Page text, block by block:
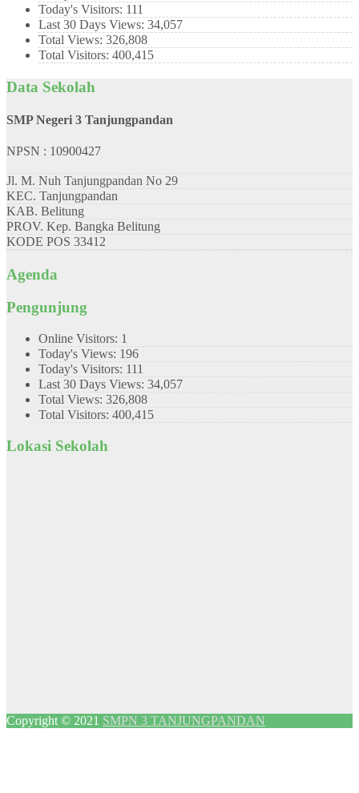
Today's Visitors: 111
Last 30 Days Views: 34,057
Total Views: 326,808
Total Visitors: 400,415
Data Sekolah
SMP Negeri 3 Tanjungpandan
NPSN : 10900427
Jl. M. Nuh Tanjungpandan No 29
KEC. Tanjungpandan
KAB. Belitung
PROV. Kep. Bangka Belitung
KODE POS 33412
Agenda
Pengunjung
Online Visitors: 1
Today's Views: 196
Today's Visitors: 111
Last 30 Days Views: 34,057
Total Views: 326,808
Total Visitors: 400,415
Lokasi Sekolah
Copyright © 2021 SMPN 3 TANJUNGPANDAN